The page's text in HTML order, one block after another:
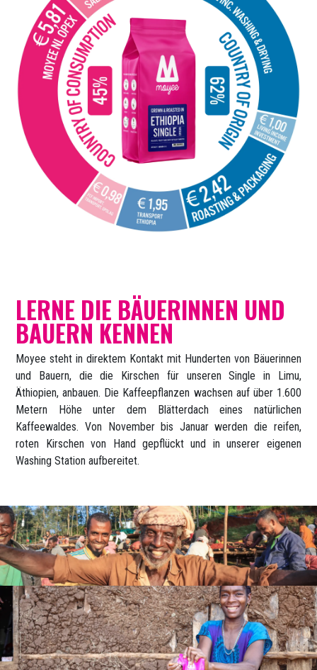
LERNE DIE BÄUERINNEN UND
BAUERN KENNEN
Moyee steht in direktem Kontakt mit Hunderten von Bäuerinnen
und Bauern, die die Kirschen für unseren Single in Limu,
Äthiopien, anbauen. Die Kaffeepflanzen wachsen auf über 1.600
Metern Höhe unter dem Blätterdach eines natürlichen
Kaffeewaldes. Von November bis Januar werden die reifen,
roten Kirschen von Hand gepflückt und in unserer eigenen
Washing Station aufbereitet.